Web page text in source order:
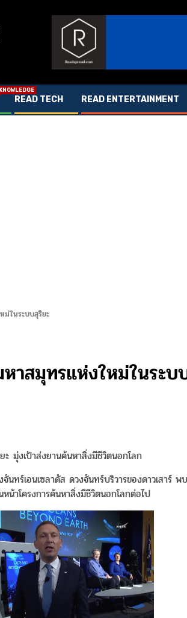
KNOWLEDGE
READ TECH READ ENTERTAINMENT
ในระบบสุริยะ
สมุทรแห่งใหม่ในระบ
มุ่งเป้าส่งยานค้นหาสิ่งมีชีวิตนอกโลก
ทร์เอนเซลาดัส ดวงจันทร์บริวารของดาวเสาร์
น้าโครงการค้นหาสิ่งมีชีวิตนอกโลกต่อไป